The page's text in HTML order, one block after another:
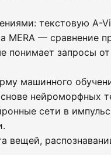
текстовую
MERA — сравнение
понимает запросы
машинного
сети в
вещей,